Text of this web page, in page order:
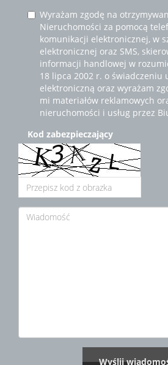
Wyrażam zgodę na
Nieruchomości za pomocą
komunikacji elektronicznej, w
elektronicznej oraz SMS,
informacji handlowej w
18 lipca 2002 r. o świadczeniu
elektroniczną oraz wyrażam
mi materiałów reklamowych
nieruchomości i usług przez
Kod zabezpieczający